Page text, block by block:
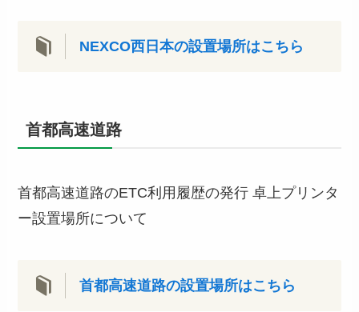
NEXCO西日本の設置場所はこちら
首都高速道路
首都高速道路のETC利用履歴の発行 卓上プリンタ
ー設置場所について
首都高速道路の設置場所はこちら